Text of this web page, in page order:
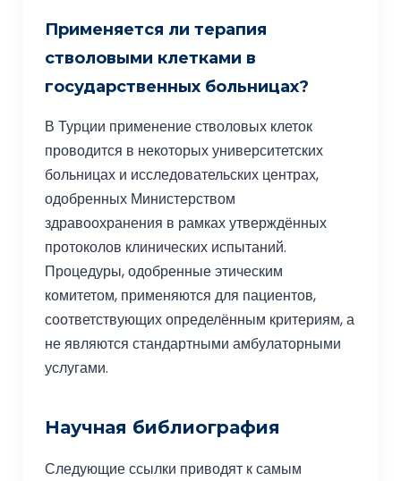
Применяется ли терапия
стволовыми клетками в
государственных больницах?
В Турции применение стволовых клеток
проводится в некоторых университетских
больницах и исследовательских центрах,
одобренных Министерством
здравоохранения в рамках утверждённых
протоколов клинических испытаний.
Процедуры, одобренные этическим
комитетом, применяются для пациентов,
соответствующих определённым критериям, а
не являются стандартными амбулаторными
услугами.
Научная библиография
Следующие ссылки приводят к самым